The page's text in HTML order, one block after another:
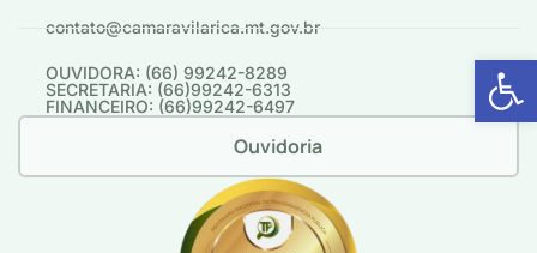
Abrir
contato@camaravilarica.mt.gov.br
OUVIDORA: (66) 99242-8289
SECRETARIA: (66)99242-6313
FINANCEIRO: (66)99242-6497
Ouvidoria